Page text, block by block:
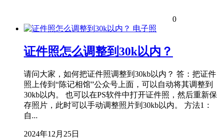
0
电子照
证件照怎么调整到30k以内？
请问大家，如何把证件照调整到30kb以内？ 答：把证件
照上传到“陈记相馆”公众号上面，可以自动将其调整到
30kb以内。 也可以在PS软件中打开证件照，然后重新保
存照片，此时可以手动调整照片到30kb以内。 方法1：
自...
2024年12月25日